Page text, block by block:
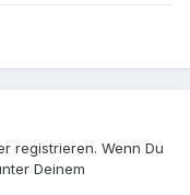
registrieren. Wenn Du
Deinem